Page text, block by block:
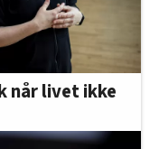
når livet ikke